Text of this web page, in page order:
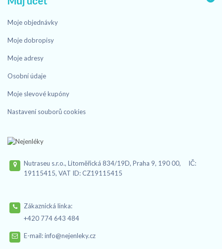
Moje objednávky
Moje dobropisy
Moje adresy
Osobní údaje
Moje slevové kupóny
Nastavení souborů cookies
Nutraseu s.r.o., Litoměřická 834/19D, Praha 9, 190 00, IČ:
19115415, VAT ID: CZ19115415
Zákaznická linka:
+420 774 643 484
E-mail:info@nejenleky.cz